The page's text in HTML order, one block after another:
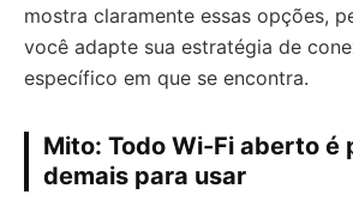
mostra claramente essas opções,
você adapte sua estratégia de
específico em que se encontra.
Mito: Todo Wi-Fi aberto é
demais para usar